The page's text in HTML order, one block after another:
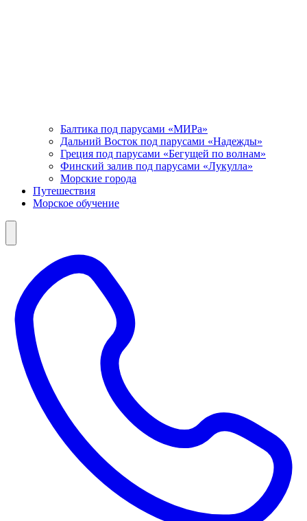
Балтика под парусами «МИРа»
Дальний Восток под парусами «Надежды»
Греция под парусами «Бегущей по волнам»
Финский залив под парусами «Лукулла»
Морские города
Путешествия
Морское обучение